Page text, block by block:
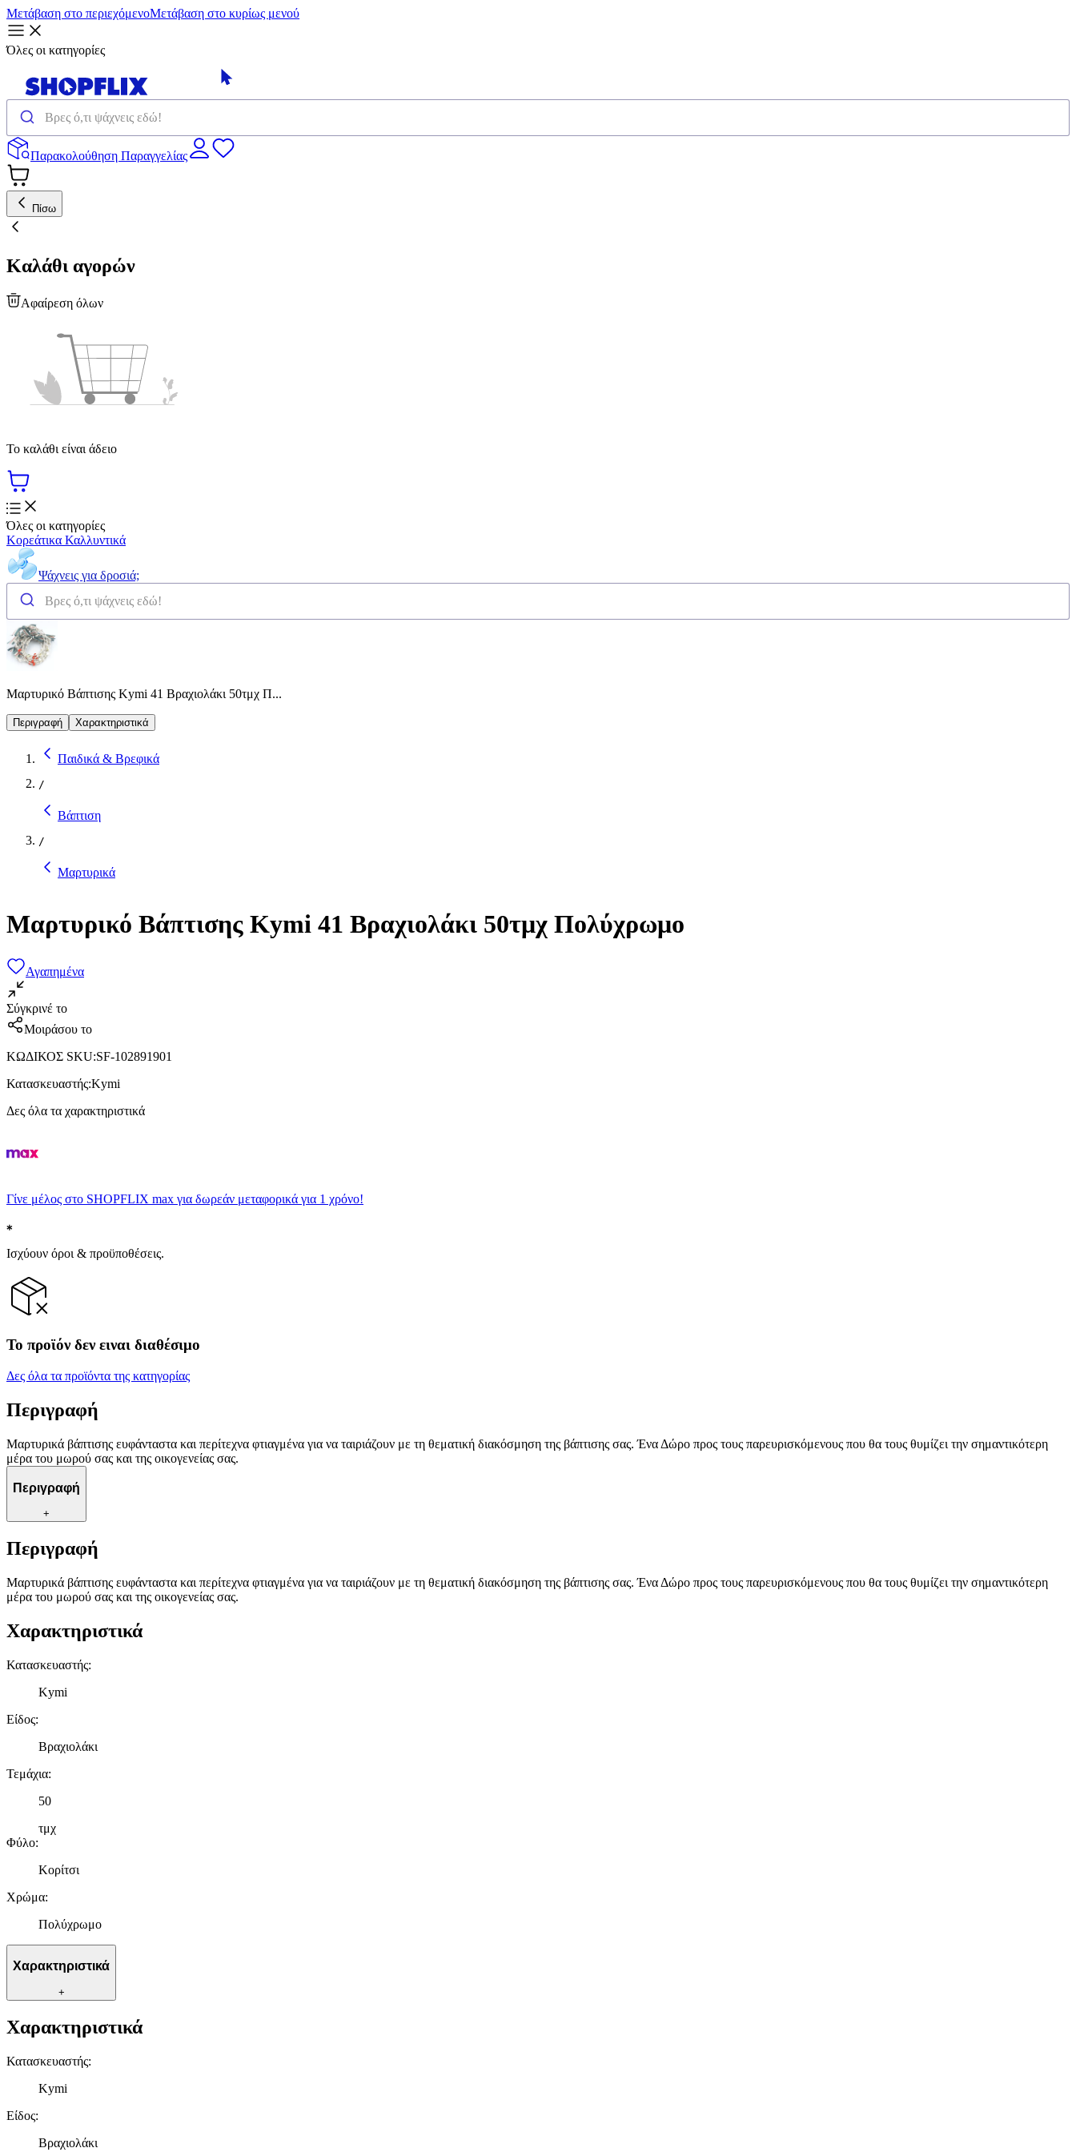
Μετάβαση στο περιεχόμενοΜετάβαση στο κυρίως μενού
Όλες οι κατηγορίες
Παρακολούθηση Παραγγελίας
Πίσω
Καλάθι αγορών
Αφαίρεση όλων
Το καλάθι είναι άδειο
Όλες οι κατηγορίες
Κορεάτικα Καλλυντικά
Ψάχνεις για δροσιά;
Μαρτυρικό Βάπτισης Kymi 41 Βραχιολάκι 50τμχ Π...
Περιγραφή Χαρακτηριστικά
Παιδικά & Βρεφικά
/
Βάπτιση
/
Μαρτυρικά
Μαρτυρικό Βάπτισης Kymi 41 Βραχιολάκι 50τμχ Πολύχρωμο
Αγαπημένα
Σύγκρινέ το
Μοιράσου το
ΚΩΔΙΚΟΣ SKU:SF-102891901
Κατασκευαστής:Kymi
Δες όλα τα χαρακτηριστικά
Γίνε μέλος στο SHOPFLIX max για δωρεάν μεταφορικά για 1 χρόνο!
Ισχύουν όροι & προϋποθέσεις.
Το προϊόν δεν ειναι διαθέσιμο
Δες όλα τα προϊόντα της κατηγορίας
Περιγραφή
Μαρτυρικά βάπτισης ευφάνταστα και περίτεχνα φτιαγμένα για να ταιριάζουν με τη θεματική διακόσμηση της βάπτισης σας. Ένα Δώρο προς τους παρευρισκόμενους που θα τους θυμίζει την σημαντικότερη
μέρα του μωρού σας και της οικογενείας σας.
Περιγραφή
+
Περιγραφή
Μαρτυρικά βάπτισης ευφάνταστα και περίτεχνα φτιαγμένα για να ταιριάζουν με τη θεματική διακόσμηση της βάπτισης σας. Ένα Δώρο προς τους παρευρισκόμενους που θα τους θυμίζει την σημαντικότερη
μέρα του μωρού σας και της οικογενείας σας.
Χαρακτηριστικά
Κατασκευαστής:
Kymi
Είδος:
Βραχιολάκι
Τεμάχια:
50
τμχ
Φύλο:
Κορίτσι
Χρώμα:
Πολύχρωμο
Χαρακτηριστικά
+
Χαρακτηριστικά
Κατασκευαστής:
Kymi
Είδος:
Βραχιολάκι